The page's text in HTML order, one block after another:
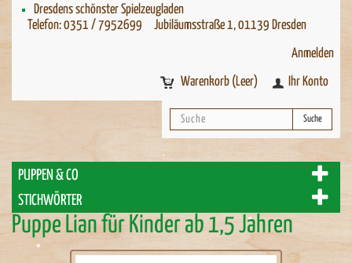
Dresdens schönster Spielzeugladen
Telefon: 0351 / 7952699 Jubiläumsstraße 1, 01139 Dresden
Anmelden
Warenkorb (Leer) Ihr Konto
Suche
PUPPEN & CO
STICHWÖRTER
Puppe Lian für Kinder ab 1,5 Jahren